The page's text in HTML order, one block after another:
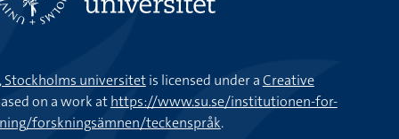
universitetis licensed under aCreative
on a work athttps://www.su.se/institutionen-for-
forskningsämnen/teckenspråk.